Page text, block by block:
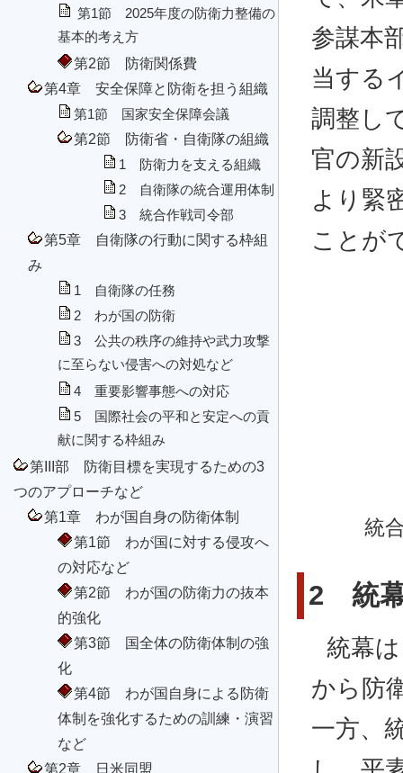
第1節 2025年度の防衛力整備の
基本的考え方
第2節 防衛関係費
第4章 安全保障と防衛を担う組織
第1節 国家安全保障会議
第2節 防衛省・自衛隊の組織
1 防衛力を支える組織
2 自衛隊の統合運用体制
3 統合作戦司令部
第5章 自衛隊の行動に関する枠組
み
1 自衛隊の任務
2 わが国の防衛
3 公共の秩序の維持や武力攻撃
に至らない侵害への対処など
4 重要影響事態への対応
5 国際社会の平和と安定への貢
献に関する枠組み
第III部 防衛目標を実現するための3
つのアプローチなど
第1章 わが国自身の防衛体制
第1節 わが国に対する侵攻へ
の対応など
第2節 わが国の防衛力の抜本
的強化
第3節 国全体の防衛体制の強
化
第4節 わが国自身による防衛
体制を強化するための訓練・演習
など
第2章 日米同盟
参謀本
当する
調整し
官の新
より緊
ことが
統
2 統
統幕
から防
一方、